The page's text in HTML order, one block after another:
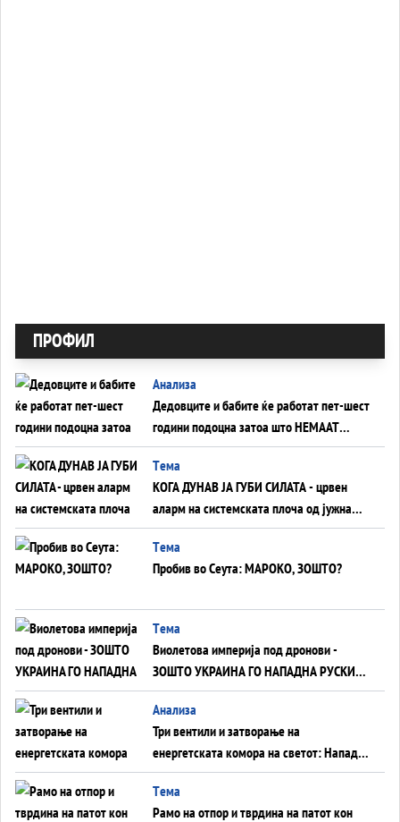
ПРОФИЛ
Анализа
Дедовците и бабите ќе работат пет-шест
години подоцна затоа што НЕМААТ
ВНУЦИ ДА ГИ ЗАМЕНАТ
Tема
КОГА ДУНАВ ЈА ГУБИ СИЛАТА - црвен
аларм на системската плоча од јужна
Германија до Црното Море...
Tема
Пробив во Сеута: МАРОКО, ЗОШТО?
Tема
Виолетова империја под дронови -
ЗОШТО УКРАИНА ГО НАПАДНА РУСКИОТ
WILDBERRIES
Aнализа
Три вентили и затворање на
енергетската комора на светот: Нападот
во Суец најавува глобален енергетски
инфаркт?
Tема
Рамо на отпор и тврдина на патот кон